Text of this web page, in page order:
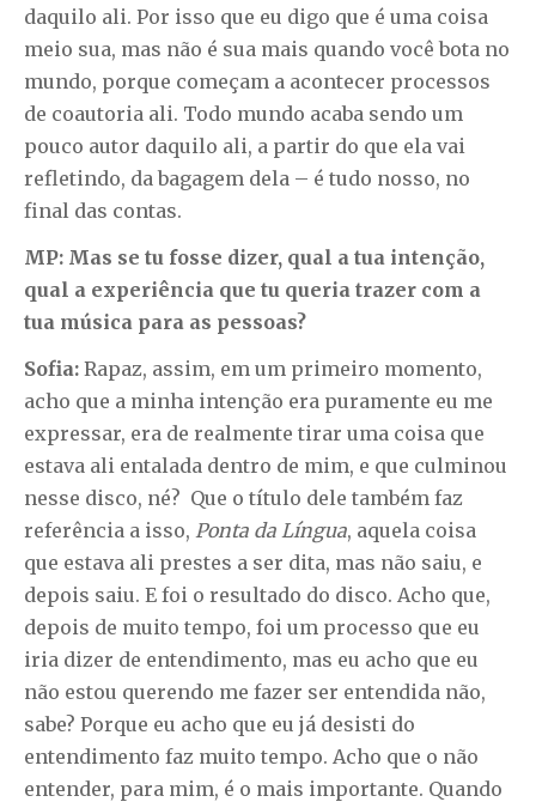
daquilo ali. Por isso que eu digo que é uma coisa
meio sua, mas não é sua mais quando você bota no
mundo, porque começam a acontecer processos
de coautoria ali. Todo mundo acaba sendo um
pouco autor daquilo ali, a partir do que ela vai
refletindo, da bagagem dela – é tudo nosso, no
final das contas.
MP: Mas se tu fosse dizer, qual a tua intenção,
qual a experiência que tu queria trazer com a
tua música para as pessoas?
Sofia: Rapaz, assim, em um primeiro momento,
acho que a minha intenção era puramente eu me
expressar, era de realmente tirar uma coisa que
estava ali entalada dentro de mim, e que culminou
nesse disco, né? Que o título dele também faz
referência a isso, Ponta da Língua, aquela coisa
que estava ali prestes a ser dita, mas não saiu, e
depois saiu. E foi o resultado do disco. Acho que,
depois de muito tempo, foi um processo que eu
iria dizer de entendimento, mas eu acho que eu
não estou querendo me fazer ser entendida não,
sabe? Porque eu acho que eu já desisti do
entendimento faz muito tempo. Acho que o não
entender, para mim, é o mais importante. Quando